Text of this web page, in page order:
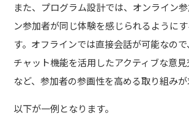
また、プログラム設計では、オンライン
ン参加者が同じ体験を感じられるように
す。オフラインでは直接会話が可能なの
チャット機能を活用したアクティブな意
など、参加者の参画性を高める取り組みが
以下が一例となります。